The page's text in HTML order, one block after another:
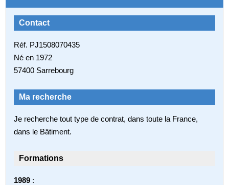
Contact
Réf. PJ1508070435
Né en 1972
57400 Sarrebourg
Ma recherche
Je recherche tout type de contrat, dans toute la France,
dans le Bâtiment.
Formations
1989 :